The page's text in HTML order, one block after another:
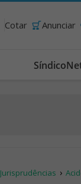
Cotar Anunciar
Jurisprudências